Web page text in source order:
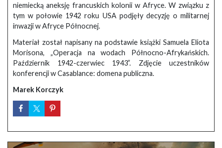
niemiecką aneksję francuskich kolonii w Afryce. W związku z
tym w połowie 1942 roku USA podjęły decyzję o militarnej
inwazji w Afryce Północnej.
Materiał został napisany na podstawie książki Samuela Eliota
Morisona, „Operacja na wodach Północno-Afrykańskich.
Październik 1942-czerwiec 1943”. Zdjęcie uczestników
konferencji w Casablance: domena publiczna.
Marek Korczyk